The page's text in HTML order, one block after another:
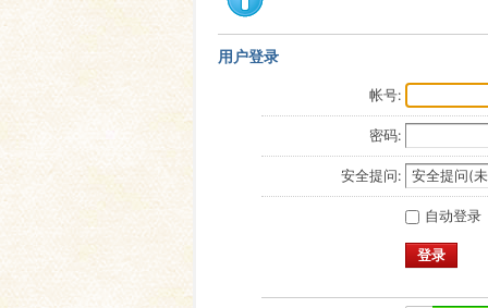
用户登录
帐号:
密码:
安全提问:
自动登录
登录